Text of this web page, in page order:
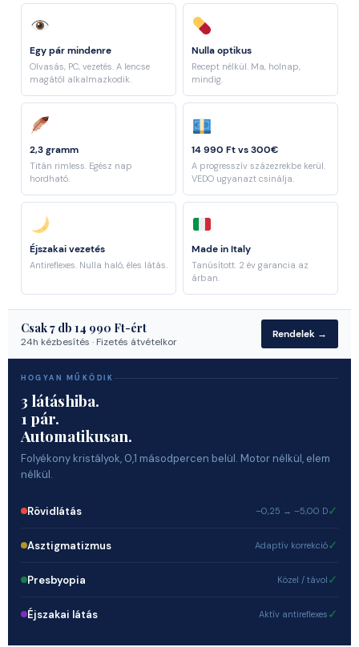
Egy pár mindenre
Olvasás, PC, vezetés. A lencse
magától alkalmazkodik.
Nulla optikus
Recept nélkül. Ma, holnap,
mindig.
2,3 gramm
Titán rimless. Egész nap
hordható.
14 990 Ft vs 300€
A progresszív százezrekbe kerül.
VEDO ugyanazt csinálja.
Éjszakai vezetés
Antireflexes. Nulla haló, éles látás.
Made in Italy
Tanúsított. 2 év garancia az
árban.
Csak7 db 14 990 Ft-ért
24h kézbesítés · Fizetés átvételkor
Rendelek →
HOGYAN MŰKÖDIK
3 látáshiba.
1 pár.
Automatikusan.
Folyékony kristályok, 0,1 másodpercen belül. Motor nélkül, elem
nélkül.
Rövidlátás –0,25 → –5,00 D✓
Asztigmatizmus Adaptív korrekció✓
Presbyopia Közel / távol ✓
Éjszakai látás Aktív antireflexes ✓